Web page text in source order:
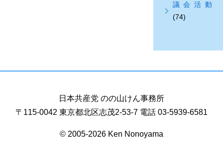
議会活動
(74)
日本共産党 のの山けん事務所
〒115-0042 東京都北区志茂2-53-7 電話 03-5939-6581
© 2005-2026 Ken Nonoyama